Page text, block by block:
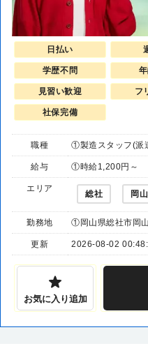
日払い
学歴不問
見習い歓迎 フ
社保完備
職種 ①製造スタッフ(派
給与 ①時給1,200円～
エリア
総社 岡
勤務地 ①岡山県総社市岡
更新 2026-08-02
お気に入り追加